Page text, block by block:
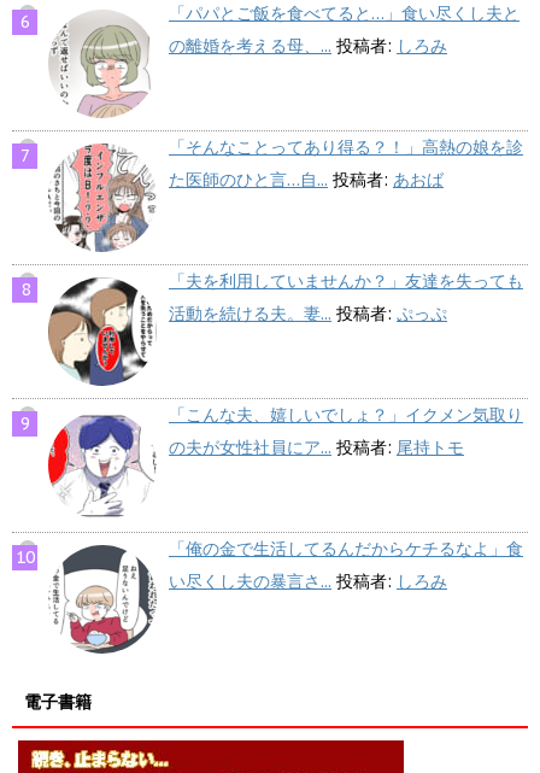
「パパとご飯を食べてると…」食い尽くし夫と
の離婚を考える母、... 投稿者: しろみ
「そんなことってあり得る？！」高熱の娘を診
た医師のひと言…自... 投稿者: あおば
「夫を利用していませんか？」友達を失っても
活動を続ける夫。妻... 投稿者: ぷっぷ
「こんな夫、嬉しいでしょ？」イクメン気取り
の夫が女性社員にア... 投稿者: 尾持トモ
「俺の金で生活してるんだからケチるなよ」食
い尽くし夫の暴言さ... 投稿者: しろみ
電子書籍